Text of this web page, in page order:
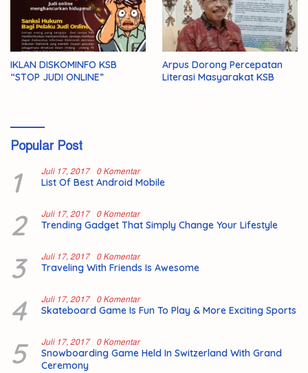
IKLAN DISKOMINFO KSB
“STOP JUDI ONLINE”
Arpus Dorong Percepatan
Literasi Masyarakat KSB
Popular Post
1 Juli 17, 2017 0 Komentar
List Of Best Android Mobile
2 Juli 17, 2017 0 Komentar
Trending Gadget That Simply Change Your Lifestyle
3 Juli 17, 2017 0 Komentar
Traveling With Friends Is Awesome
4 Juli 17, 2017 0 Komentar
Skateboard Game Is Fun To Play & More Exciting Sports
5 Juli 17, 2017 0 Komentar
Snowboarding Game Held In Switzerland With Grand
Ceremony